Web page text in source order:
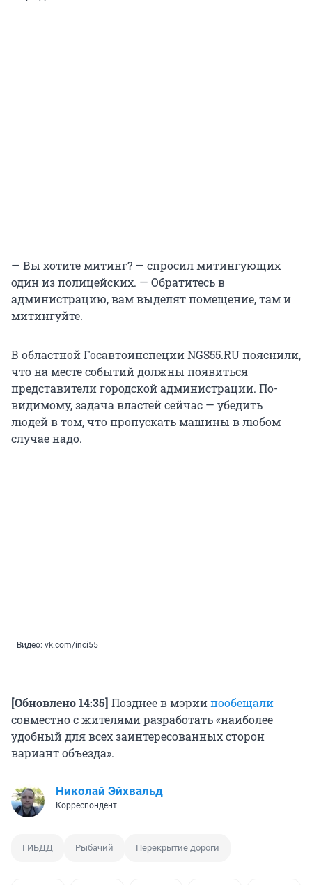
— Вы хотите митинг? — спросил митингующих
один из полицейских. — Обратитесь в
администрацию, вам выделят помещение, там и
митингуйте.
В областной Госавтоинспеции NGS55.RU пояснили,
что на месте событий должны появиться
представители городской администрации. По-
видимому, задача властей сейчас — убедить
людей в том, что пропускать машины в любом
случае надо.
Видео: vk.com/inci55
[Обновлено 14:35] Позднее в мэриипообещали
совместно с жителями разработать «наиболее
удобный для всех заинтересованных сторон
вариант объезда».
Николай Эйхвальд
Корреспондент
ГИБДД Рыбачий Перекрытие дороги